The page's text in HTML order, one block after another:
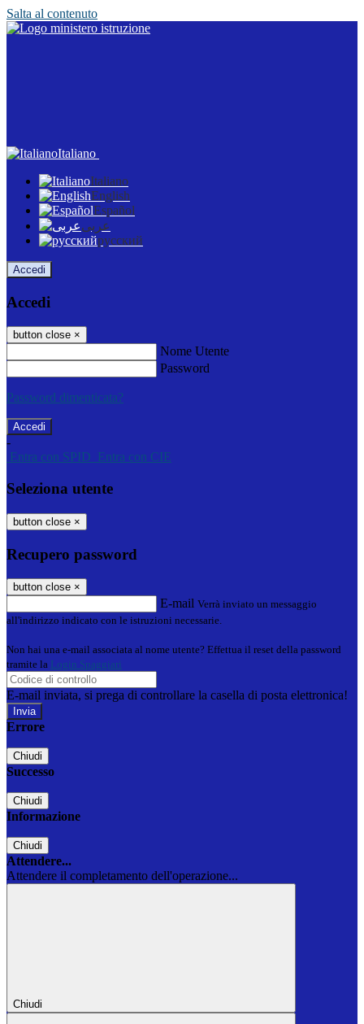
Salta al contenuto
Italiano
Italiano
English
Español
عربى
русский
Accedi
Accedi
button close ×
Nome Utente
Password
Password dimenticata?
-
Entra con SPID Entra con CIE
Seleziona utente
button close ×
Recupero password
button close ×
E-mail Verrà inviato un messaggio
all'indirizzo indicato con le istruzioni necessarie.
Non hai una e-mail associata al nome utente? Effettua il reset della password
tramite la Login Spaggiari
E-mail inviata, si prega di controllare la casella di posta elettronica!
Errore
Chiudi
Successo
Chiudi
Informazione
Chiudi
Attendere...
Attendere il completamento dell'operazione...
Chiudi